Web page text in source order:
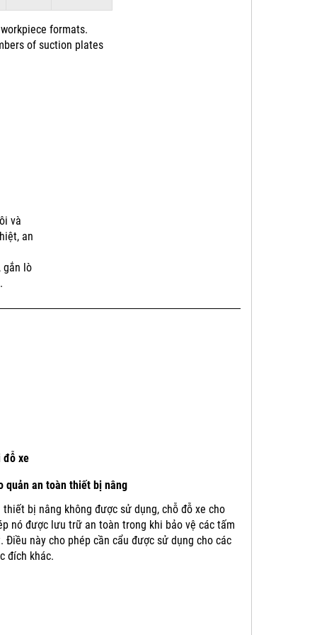
formats.
of suction plates
và
an
gắn lò
đỗ xe
quản an toàn thiết bị nâng
thiết bị nâng không được sử dụng, chỗ đỗ xe cho
nó được lưu trữ an toàn trong khi bảo vệ các tấm
Điều này cho phép cần cẩu được sử dụng cho các
đích khác.